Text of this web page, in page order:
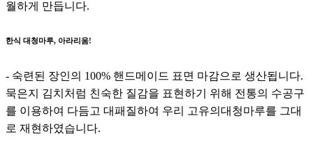
월하게 만듭니다.
한식 대청마루, 아라리움!
- 숙련된 장인의 100% 핸드메이드 표면 마감으로 생산됩니다.
묵은지 김치처럼 친숙한 질감을 표현하기 위해 전통의 수공구
를 이용하여 다듬고 대패질하여 우리 고유의대청마루를 그대
로 재현하였습니다.